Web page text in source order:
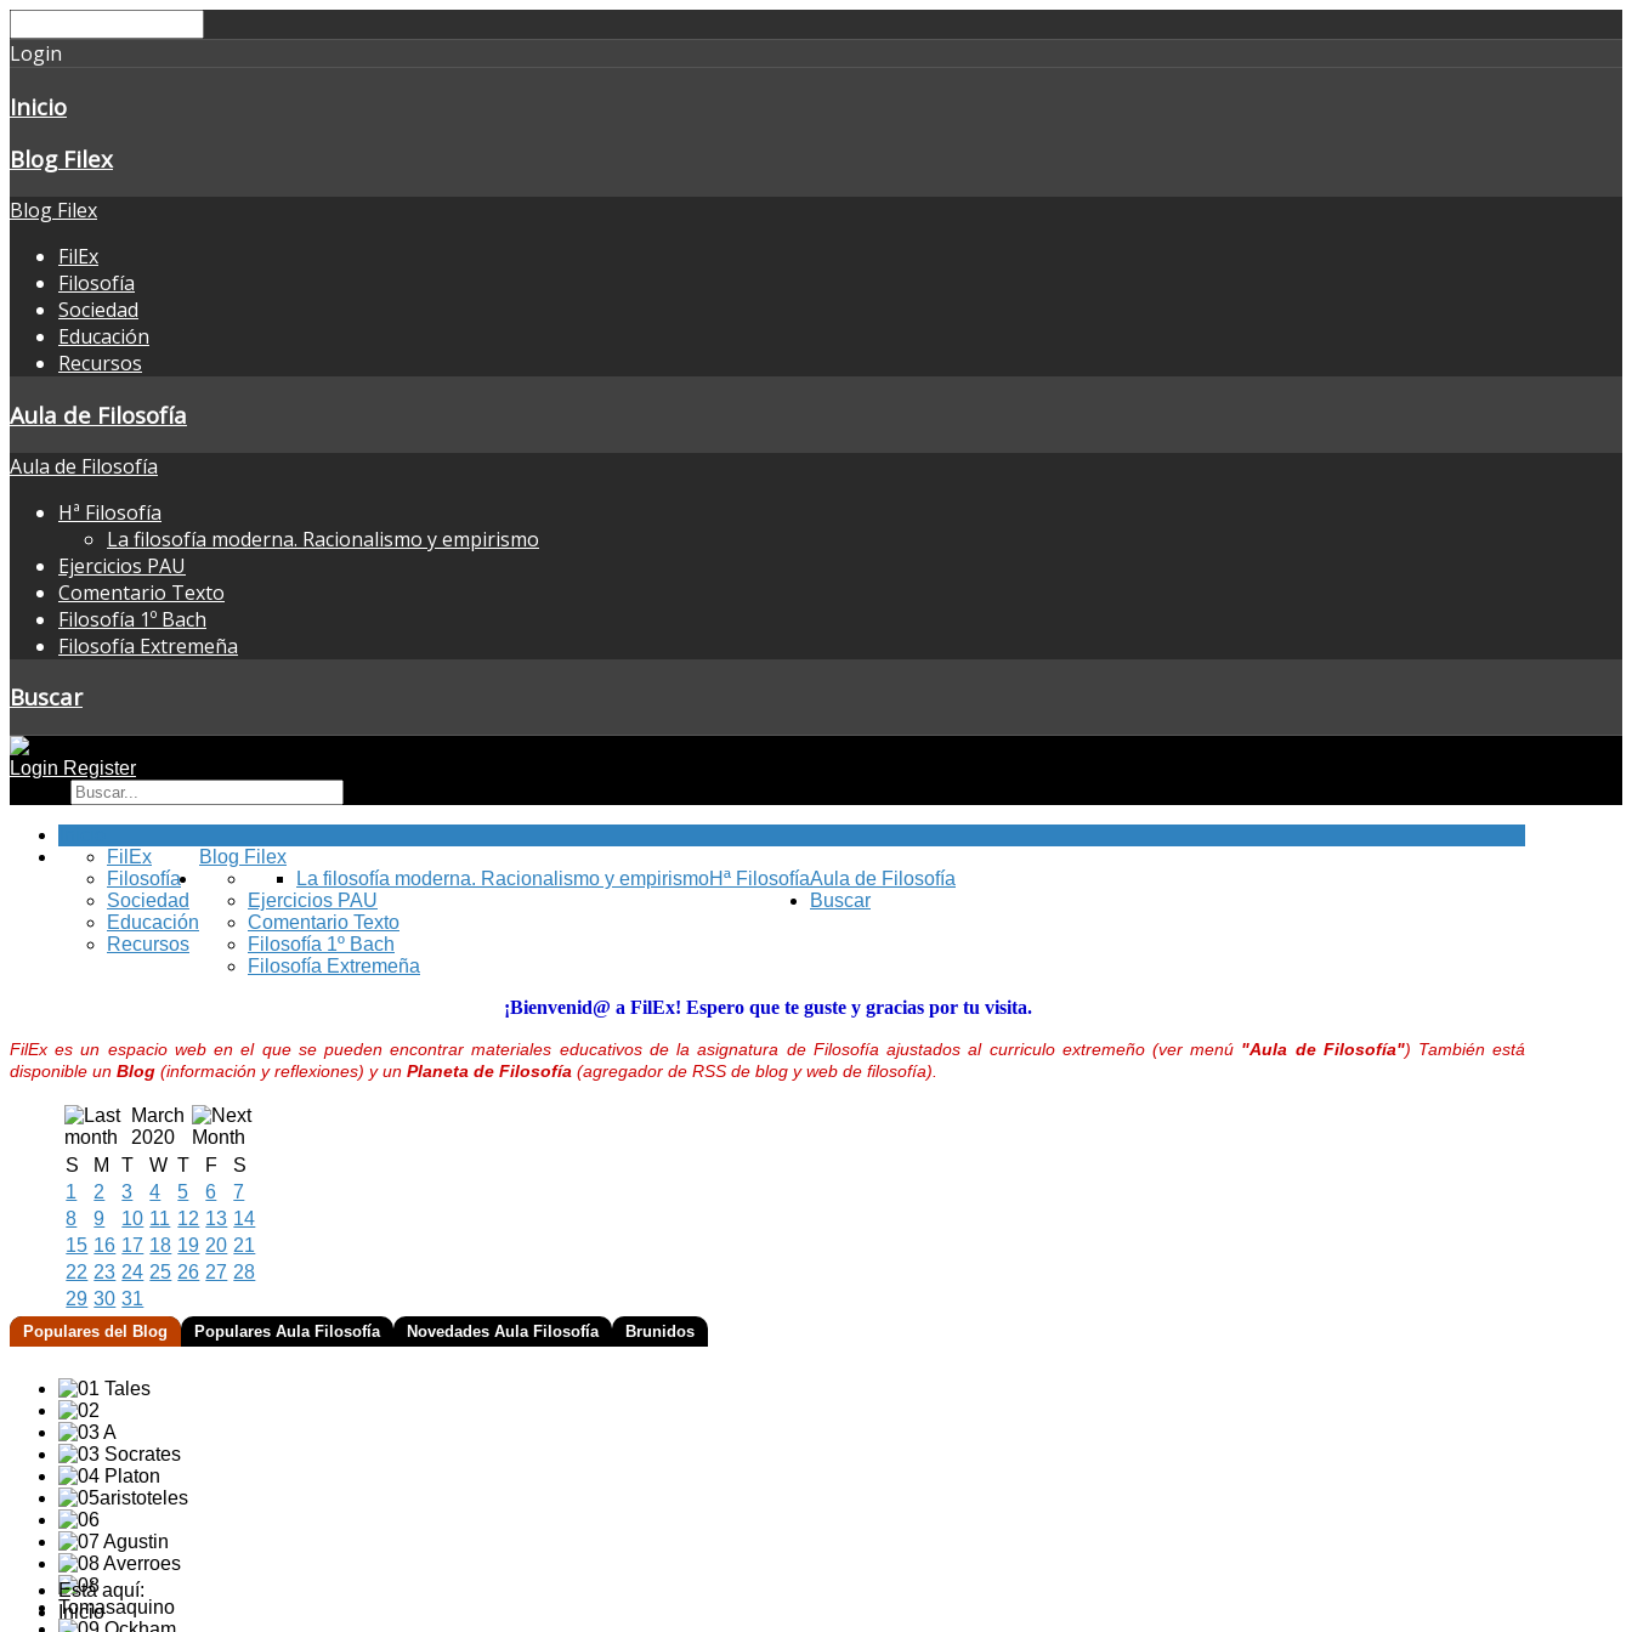
Login
Inicio
Blog Filex
Blog Filex
FilEx
Filosofía
Sociedad
Educación
Recursos
Aula de Filosofía
Aula de Filosofía
Hª Filosofía
La filosofía moderna. Racionalismo y empirismo
Ejercicios PAU
Comentario Texto
Filosofía 1º Bach
Filosofía Extremeña
Buscar
Login Register
Blog Filex
FilEx
Filosofía
Sociedad
Educación
Recursos
Aula de Filosofía
Hª Filosofía
La filosofía moderna. Racionalismo y empirismo
Ejercicios PAU
Comentario Texto
Filosofía 1º Bach
Filosofía Extremeña
Buscar
¡Bienvenid@ a FilEx! Espero que te guste y gracias por tu visita.
FilEx es un espacio web en el que se pueden encontrar materiales educativos de la asignatura de Filosofía ajustados al curriculo extremeño (ver menú "Aula de Filosofía") También está
disponible un Blog (información y reflexiones) y un Planeta de Filosofía (agregador de RSS de blog y web de filosofía).
March
2020
S
M T W T F
S
1
2 3 4 5 6
7
8
9 10 11 12 13 14
15 16 17 18 19 20 21
22 23 24 25 26 27 28
29 30 31
Populares del Blog Populares Aula Filosofía Novedades Aula Filosofía Brunidos
Está aquí:
Inicio